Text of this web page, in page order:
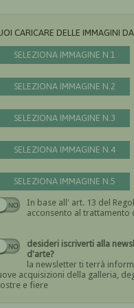
CARICARE DELLE IMMAGINI
SELEZIONA IMMAGINE N.1
SELEZIONA IMMAGINE N.2
SELEZIONA IMMAGINE N.3
SELEZIONA IMMAGINE N.4
SELEZIONA IMMAGINE N.5
In base all' art. 13 del
acconsento al
desideri iscriverti alla newsletter di
d'arte?
la newsletter ti terrà
acquisizioni della galleria,
e fiere